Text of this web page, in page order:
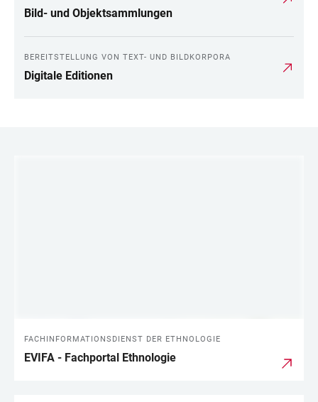
Bild- und Objektsammlungen
BEREITSTELLUNG VON TEXT- UND BILDKORPORA
Digitale Editionen
FACHINFORMATIONSDIENST DER ETHNOLOGIE
EVIFA - Fachportal Ethnologie